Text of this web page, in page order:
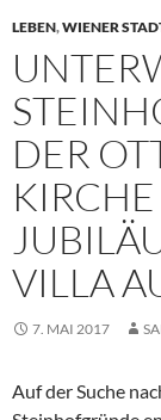
LEBEN,WIENER
DER
VILLA
7. MAI 2017
Auf der Suche